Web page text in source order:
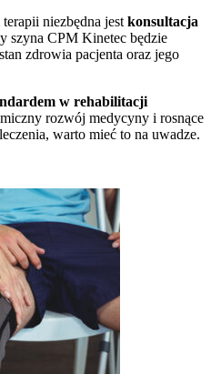
niezbędna jest konsultacja
szyna CPM Kinetec będzie
zdrowia pacjenta oraz jego
w rehabilitacji
rozwój medycyny i rosnące
warto mieć to na uwadze.